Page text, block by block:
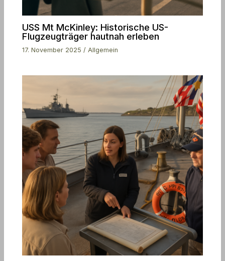
USS Mt McKinley: Historische US-
Flugzeugträger hautnah erleben
17. November 2025/Allgemein